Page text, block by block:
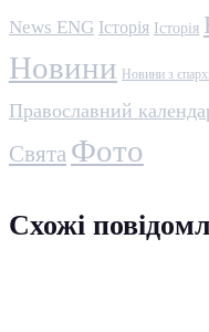
News ENG Історія Історія
Новини Новини з
Православний
Свята Фото
Схожі